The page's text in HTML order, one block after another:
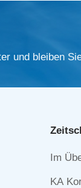
und bleiben
Im
KA